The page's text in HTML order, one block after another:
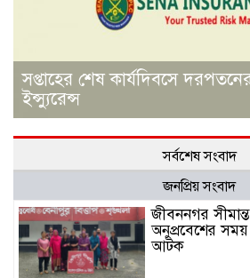
সপ্তাহের শেষ কার্যদিবসে
ইন্স্যুরেন্স
সর্বশেষ সংবাদ
জনপ্রিয় সংবাদ
জীবননগর
অনুপ্রবেশের সময়
আটক